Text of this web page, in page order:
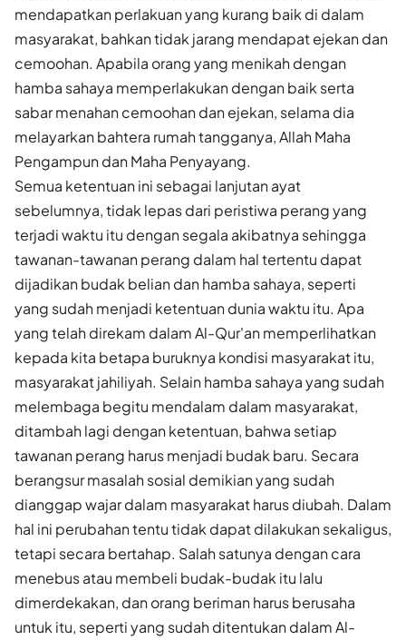
mendapatkan perlakuan yang kurang baik di dalam
masyarakat, bahkan tidak jarang mendapat ejekan dan
cemoohan. Apabila orang yang menikah dengan
hamba sahaya memperlakukan dengan baik serta
sabar menahan cemoohan dan ejekan, selama dia
melayarkan bahtera rumah tangganya, Allah Maha
Pengampun dan Maha Penyayang.
Semua ketentuan ini sebagai lanjutan ayat
sebelumnya, tidak lepas dari peristiwa perang yang
terjadi waktu itu dengan segala akibatnya sehingga
tawanan-tawanan perang dalam hal tertentu dapat
dijadikan budak belian dan hamba sahaya, seperti
yang sudah menjadi ketentuan dunia waktu itu. Apa
yang telah direkam dalam Al-Qur'an memperlihatkan
kepada kita betapa buruknya kondisi masyarakat itu,
masyarakat jahiliyah. Selain hamba sahaya yang sudah
melembaga begitu mendalam dalam masyarakat,
ditambah lagi dengan ketentuan, bahwa setiap
tawanan perang harus menjadi budak baru. Secara
berangsur masalah sosial demikian yang sudah
dianggap wajar dalam masyarakat harus diubah. Dalam
hal ini perubahan tentu tidak dapat dilakukan sekaligus,
tetapi secara bertahap. Salah satunya dengan cara
menebus atau membeli budak-budak itu lalu
dimerdekakan, dan orang beriman harus berusaha
untuk itu, seperti yang sudah ditentukan dalam Al-